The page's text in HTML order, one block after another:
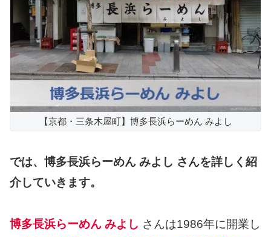
【京都・三条木屋町】博多長浜らーめん みよし
では、博多長浜らーめん みよし さんを詳しく紹
介していきます。
博多長浜らーめん みよし さんは1986年に開業し